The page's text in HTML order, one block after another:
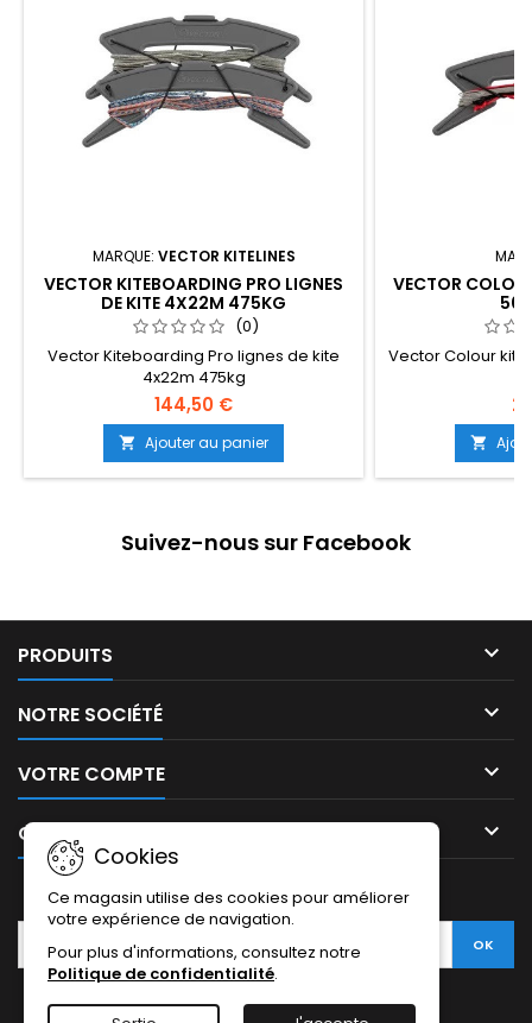
MARQUE: VECTOR KITELINES
VECTOR KITEBOARDING PRO LIGNES
DE KITE 4X22M 475KG
(0)
Vector Kiteboarding Pro lignes de kite
4x22m 475kg
144,50 €
 Ajouter au panier
VECTOR
Vector Colour

Suivez-nous sur Facebook
PRODUITS 
NOTRE SOCIÉTÉ 
VOTRE COMPTE 
CONTACT 
Cookies
Ce magasin utilise des cookies pour améliorer
votre expérience de navigation.
Pour plus d'informations, consultez notre
Politique de confidentialité.
LETTRE D'INFORMATIONS